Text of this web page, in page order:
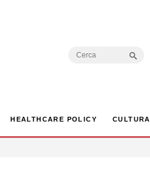
Search
HEALTHCARE POLICY CULTURA